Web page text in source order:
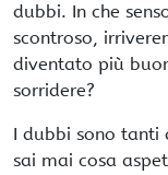
dubbi. In che
scontroso,
diventato più
sorridere?
I dubbi sono tanti
sai mai cosa